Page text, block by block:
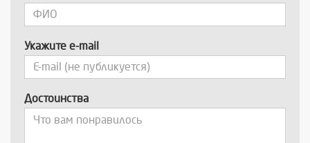
Укажите e-mail
Достоинства